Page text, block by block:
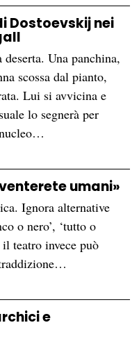
Dostoevskij nei
Una panchina,
scossa dal pianto,
Lui si avvicina e
lo segnerà per
umani»
Ignora alternative
o nero’, ‘tutto o
teatro invece può
e